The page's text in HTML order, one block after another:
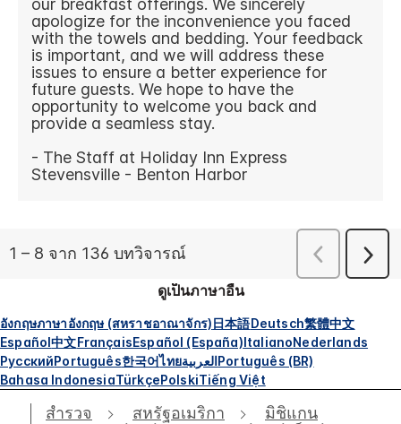
ดูเป็นภาษาอื่น
อังกฤษภาษาอังกฤษ (สหราชอาณาจักร)日本語Deutsch繁體中文
Español中文FrançaisEspañol (España)ItalianoNederlands
РусскийPortuguês한국어ไทยالعربيةPortuguês (BR)
Bahasa IndonesiaTürkçePolskiTiếng Việt
สำรวจ สหรัฐอเมริกา
มิชิแกน